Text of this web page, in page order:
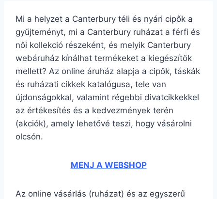
Mi a helyzet a Canterbury téli és nyári cipők a
gyűjteményt, mi a Canterbury ruházat a férfi és
női kollekció részeként, és melyik Canterbury
webáruház kínálhat termékeket a kiegészítők
mellett? Az online áruház alapja a cipők, táskák
és ruházati cikkek katalógusa, tele van
újdonságokkal, valamint régebbi divatcikkekkel
az értékesítés és a kedvezmények terén
(akciók), amely lehetővé teszi, hogy vásárolni
olcsón.
MENJ A WEBSHOP
Az online vásárlás (ruházat) és az egyszerű